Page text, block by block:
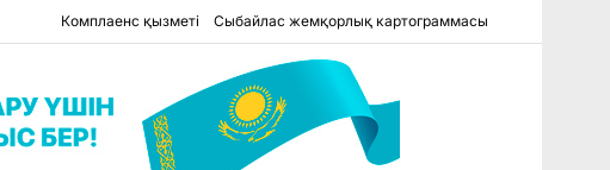
Комплаенс қызметі Сыбайлас жемқорлық картограммасы